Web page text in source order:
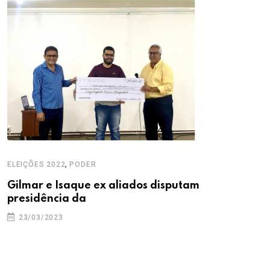
ELEIÇÕES 2022,PODER
Gilmar e Isaque ex aliados disputam
presidência da
23/03/2023